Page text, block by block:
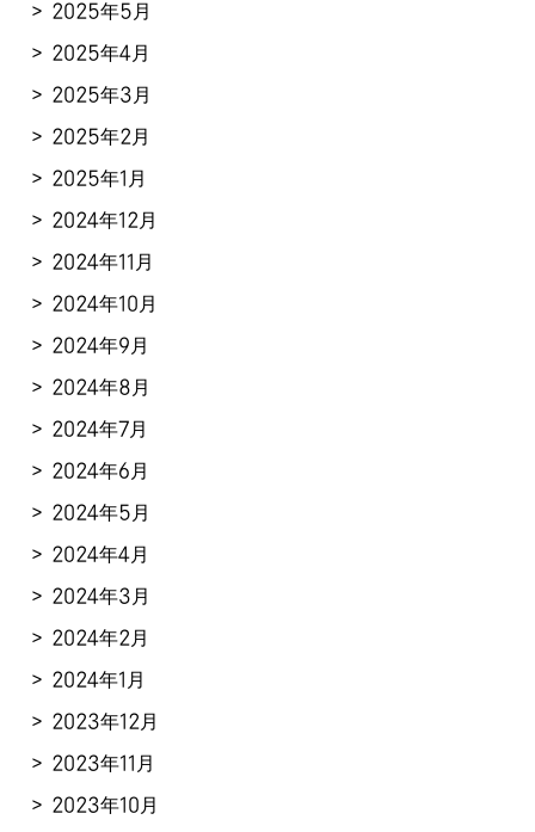
2025年5月
2025年4月
2025年3月
2025年2月
2025年1月
2024年12月
2024年11月
2024年10月
2024年9月
2024年8月
2024年7月
2024年6月
2024年5月
2024年4月
2024年3月
2024年2月
2024年1月
2023年12月
2023年11月
2023年10月